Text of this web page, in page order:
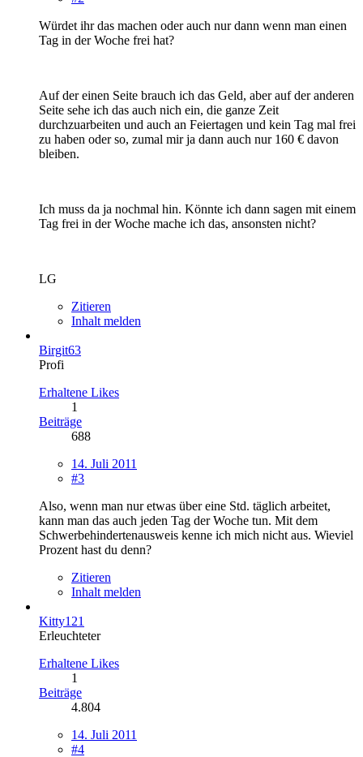
Würdet ihr das machen oder auch nur dann wenn man einen
Tag in der Woche frei hat?
Auf der einen Seite brauch ich das Geld, aber auf der anderen
Seite sehe ich das auch nich ein, die ganze Zeit
durchzuarbeiten und auch an Feiertagen und kein Tag mal frei
zu haben oder so, zumal mir ja dann auch nur 160 € davon
bleiben.
Ich muss da ja nochmal hin. Könnte ich dann sagen mit einem
Tag frei in der Woche mache ich das, ansonsten nicht?
LG
Zitieren
Inhalt melden
Birgit63
Profi
Erhaltene Likes
1
Beiträge
688
14. Juli 2011
#3
Also, wenn man nur etwas über eine Std. täglich arbeitet,
kann man das auch jeden Tag der Woche tun. Mit dem
Schwerbehindertenausweis kenne ich mich nicht aus. Wieviel
Prozent hast du denn?
Zitieren
Inhalt melden
Kitty121
Erleuchteter
Erhaltene Likes
1
Beiträge
4.804
14. Juli 2011
#4